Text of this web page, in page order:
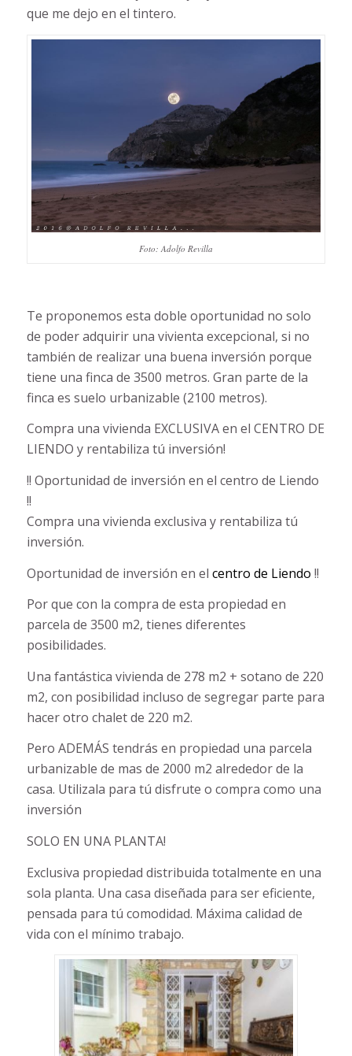
que me dejo en el tintero.
Foto: Adolfo Revilla
Te proponemos esta doble oportunidad no solo
de poder adquirir una vivienta excepcional, si no
también de realizar una buena inversión porque
tiene una finca de 3500 metros. Gran parte de la
finca es suelo urbanizable (2100 metros).
Compra una vivienda EXCLUSIVA en el CENTRO DE
LIENDO y rentabiliza tú inversión!
!! Oportunidad de inversión en el centro de Liendo
!!
Compra una vivienda exclusiva y rentabiliza tú
inversión.
Oportunidad de inversión en el centro de Liendo !!
Por que con la compra de esta propiedad en
parcela de 3500 m2, tienes diferentes
posibilidades.
Una fantástica vivienda de 278 m2 + sotano de 220
m2, con posibilidad incluso de segregar parte para
hacer otro chalet de 220 m2.
Pero ADEMÁS tendrás en propiedad una parcela
urbanizable de mas de 2000 m2 alrededor de la
casa. Utilizala para tú disfrute o compra como una
inversión
SOLO EN UNA PLANTA!
Exclusiva propiedad distribuida totalmente en una
sola planta. Una casa diseñada para ser eficiente,
pensada para tú comodidad. Máxima calidad de
vida con el mínimo trabajo.